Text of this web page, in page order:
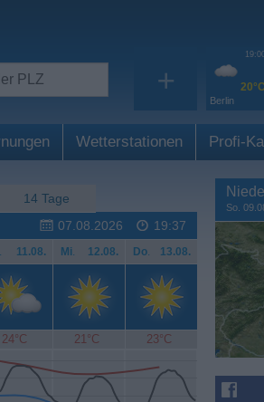
+ 20°C
Berlin
Wetterstationen Profi-
14 Tage
07.08.2026
19:37
. 11.08. Mi. 12.08. Do. 13.08.
24°C 21°C 23°C
So.